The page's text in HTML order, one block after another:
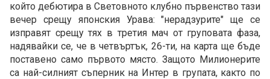
който дебютира в Световното клубно първенство тази
вечер срещу японския Урава: "нерадзурите" ще се
изправят срещу тях в третия мач от груповата фаза,
надявайки се, че в четвъртък, 26-ти, на карта ще бъде
поставено само първото място. Защото Милионерите
са най-силният съперник на Интер в групата, както по